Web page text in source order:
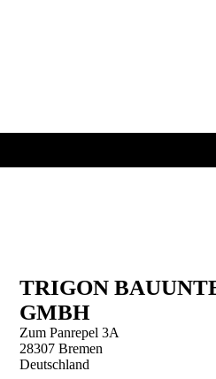
TRIGON
GMBH
Zum Panrepel 3A
28307 Bremen
Deutschland